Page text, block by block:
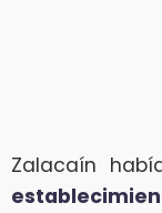
Zalacaín